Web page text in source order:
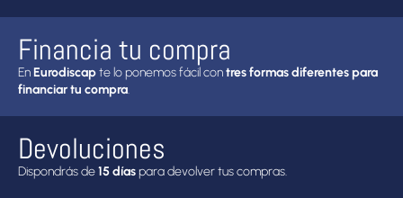
Financia tu compra
EnEurodiscapte lo ponemos fácil contres formas diferentes para
financiar tu compra.
Devoluciones
Dispondrás de15 díaspara devolver tus compras.